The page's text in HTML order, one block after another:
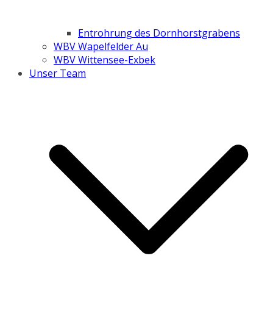
Entrohrung des Dornhorstgrabens
WBV Wapelfelder Au
WBV Wittensee-Exbek
Unser Team